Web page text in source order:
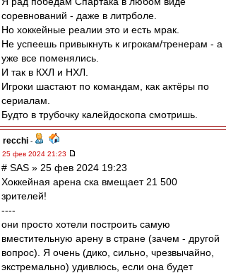
соревнований - даже в литрболе.
Но хоккейные реалии это и есть мрак.
Не успеешь привыкнуть к игрокам/тренерам - а
уже все поменялись.
И так в КХЛ и НХЛ.
Игроки шастают по командам, как актёры по
сериалам.
Будто в трубочку калейдоскопа смотришь.
recchi -
25 фев 2024 21:23
# SAS » 25 фев 2024 19:23
Хоккейная арена ска вмещает 21 500
зрителей!
----
они просто хотели построить самую
вместительную арену в стране (зачем - другой
вопрос). Я очень (дико, сильно, чрезвычайно,
экстремально) удивлюсь, если она будет